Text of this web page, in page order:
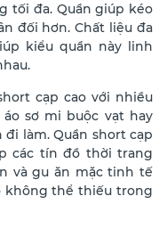
tối đa. Quần giúp kéo
đối hơn. Chất liệu đa
kiểu quần này linh
cạp cao với nhiều
sơ mi buộc vạt hay
làm. Quần short cạp
các tín đồ thời trang
và gu ăn mặc tinh tế
không thể thiếu trong